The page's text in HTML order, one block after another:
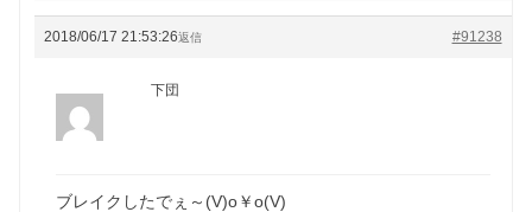
2018/06/17 21:53:26 #91238
返信
下団
ブレイクしたでぇ～(V)o￥o(V)